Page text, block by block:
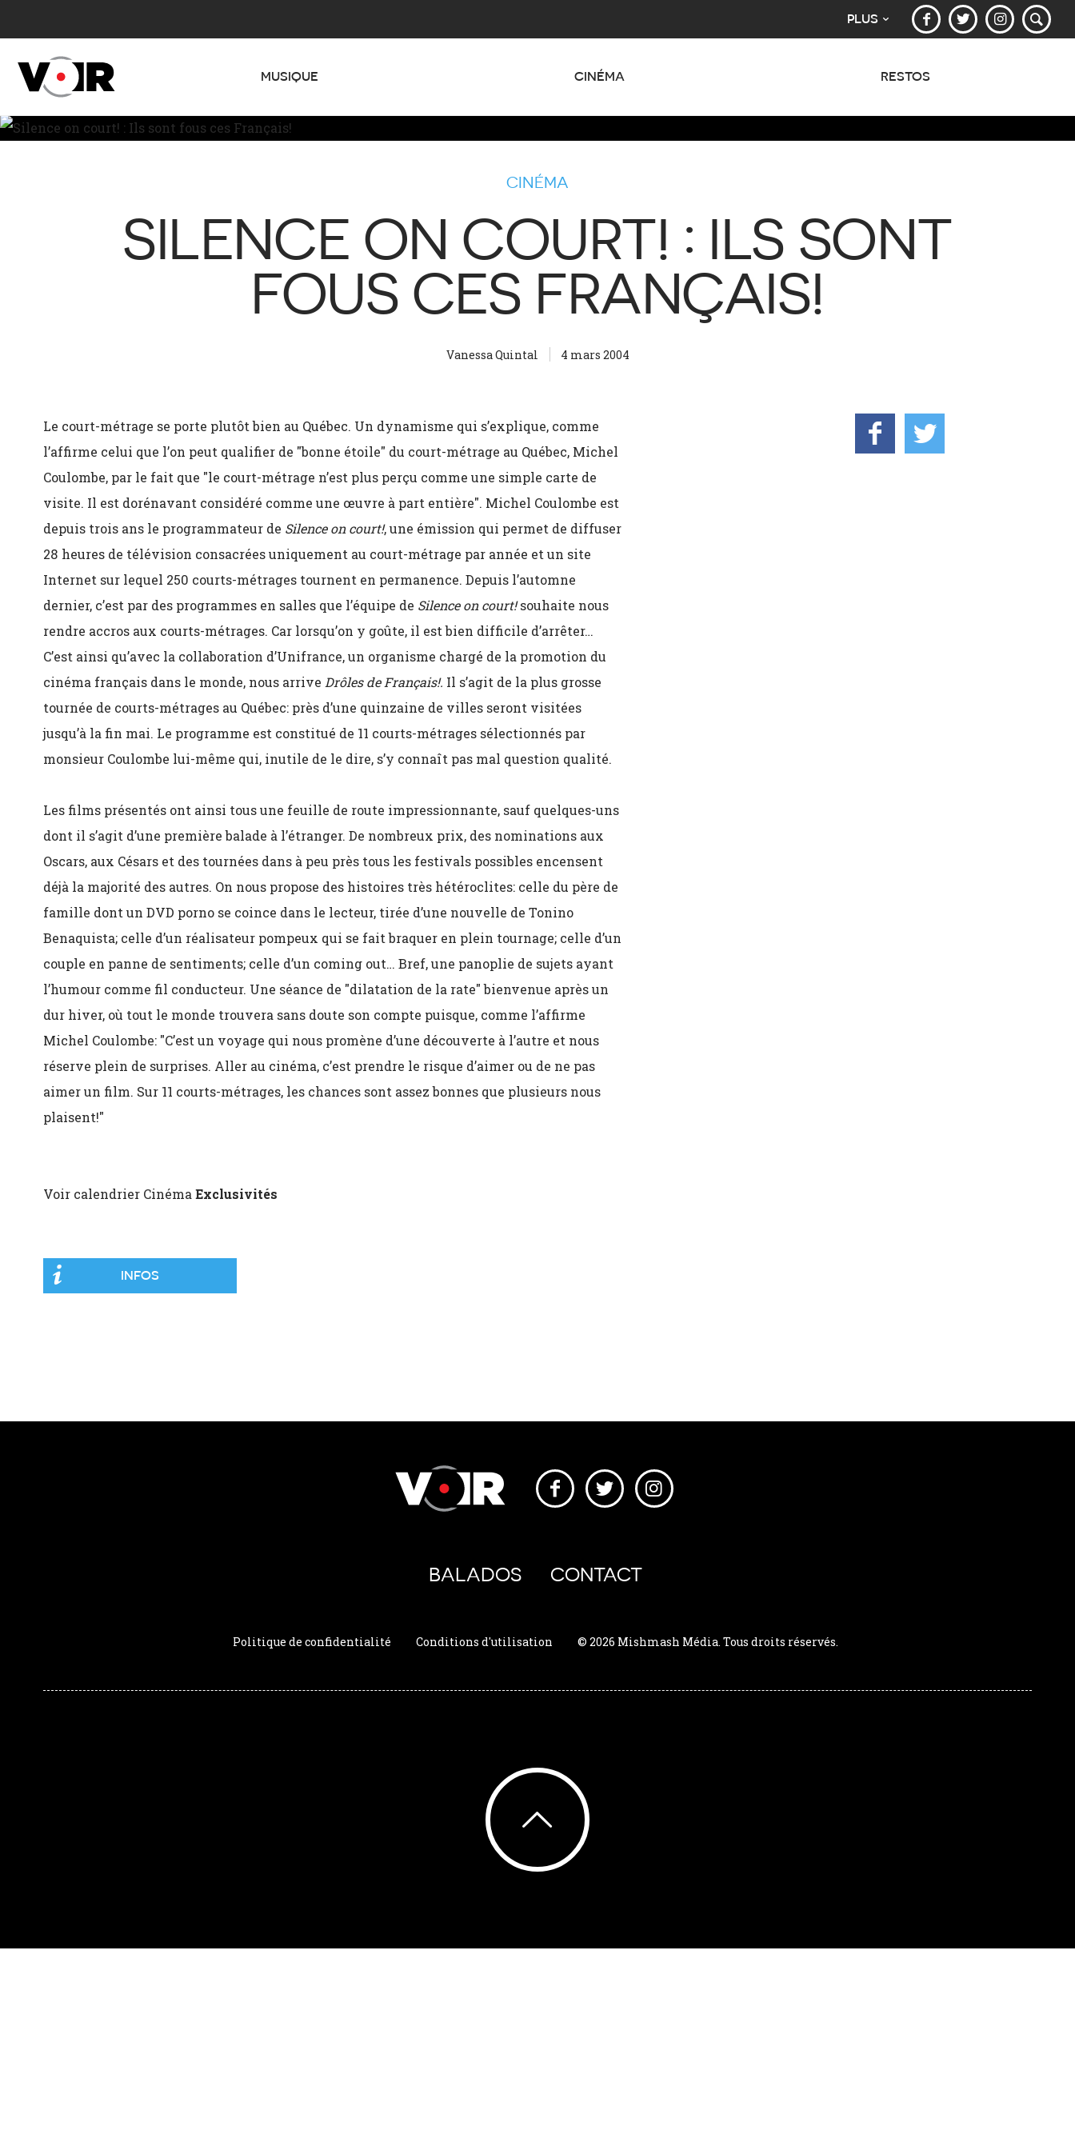
PLUS
MUSIQUE CINÉMA RESTOS
CINÉMA
SILENCE ON COURT! : ILS SONT
FOUS CES FRANÇAIS!
Vanessa Quintal 4 mars 2004
Le court-métrage se porte plutôt bien au Québec. Un dynamisme qui s’explique, comme
l’affirme celui que l’on peut qualifier de "bonne étoile" du court-métrage au Québec, Michel
Coulombe, par le fait que "le court-métrage n’est plus perçu comme une simple carte de
visite. Il est dorénavant considéré comme une œuvre à part entière". Michel Coulombe est
depuis trois ans le programmateur de Silence on court!, une émission qui permet de diffuser
28 heures de télévision consacrées uniquement au court-métrage par année et un site
Internet sur lequel 250 courts-métrages tournent en permanence. Depuis l’automne
dernier, c’est par des programmes en salles que l’équipe de Silence on court!souhaite nous
rendre accros aux courts-métrages. Car lorsqu’on y goûte, il est bien difficile d’arrêter…
C’est ainsi qu’avec la collaboration d’Unifrance, un organisme chargé de la promotion du
cinéma français dans le monde, nous arrive Drôles de Français!. Il s’agit de la plus grosse
tournée de courts-métrages au Québec: près d’une quinzaine de villes seront visitées
jusqu’à la fin mai. Le programme est constitué de 11 courts-métrages sélectionnés par
monsieur Coulombe lui-même qui, inutile de le dire, s’y connaît pas mal question qualité.
Les films présentés ont ainsi tous une feuille de route impressionnante, sauf quelques-uns
dont il s’agit d’une première balade à l’étranger. De nombreux prix, des nominations aux
Oscars, aux Césars et des tournées dans à peu près tous les festivals possibles encensent
déjà la majorité des autres. On nous propose des histoires très hétéroclites: celle du père de
famille dont un DVD porno se coince dans le lecteur, tirée d’une nouvelle de Tonino
Benaquista; celle d’un réalisateur pompeux qui se fait braquer en plein tournage; celle d’un
couple en panne de sentiments; celle d’un coming out… Bref, une panoplie de sujets ayant
l’humour comme fil conducteur. Une séance de "dilatation de la rate" bienvenue après un
dur hiver, où tout le monde trouvera sans doute son compte puisque, comme l’affirme
Michel Coulombe: "C’est un voyage qui nous promène d’une découverte à l’autre et nous
réserve plein de surprises. Aller au cinéma, c’est prendre le risque d’aimer ou de ne pas
aimer un film. Sur 11 courts-métrages, les chances sont assez bonnes que plusieurs nous
plaisent!"
Voir calendrier Cinéma Exclusivités
INFOS
BALADOS CONTACT
Politique de confidentialité Conditions d'utilisation © 2026 Mishmash Média. Tous droits réservés.